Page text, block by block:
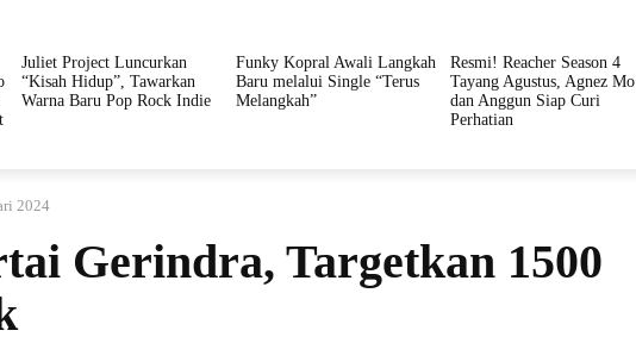
Juliet Project Luncurkan
“Kisah Hidup”, Tawarkan
Warna Baru Pop Rock Indie
Funky Kopral Awali Langkah
Baru melalui Single “Terus
Melangkah”
Resmi! Reacher Season 4
Tayang Agustus, Agnez Mo
dan Anggun Siap Curi
Perhatian
2024
Gerindra, Targetkan 1500